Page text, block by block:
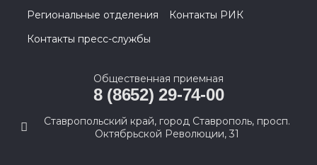
Региональные отделения
Контакты РИК
Контакты пресс-службы
Общественная приемная
8 (8652) 29-74-00
Ставропольский край, город Ставрополь, просп.
Октябрьской Революции, 31